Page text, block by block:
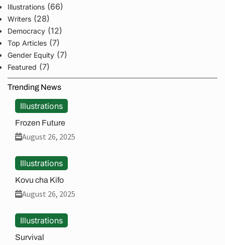
Illustrations (66)
Writers (28)
Democracy (12)
Top Articles (7)
Gender Equity (7)
Featured (7)
Trending News
Illustrations
Frozen Future
August 26, 2025
Illustrations
Kovu cha Kifo
August 26, 2025
Illustrations
Survival